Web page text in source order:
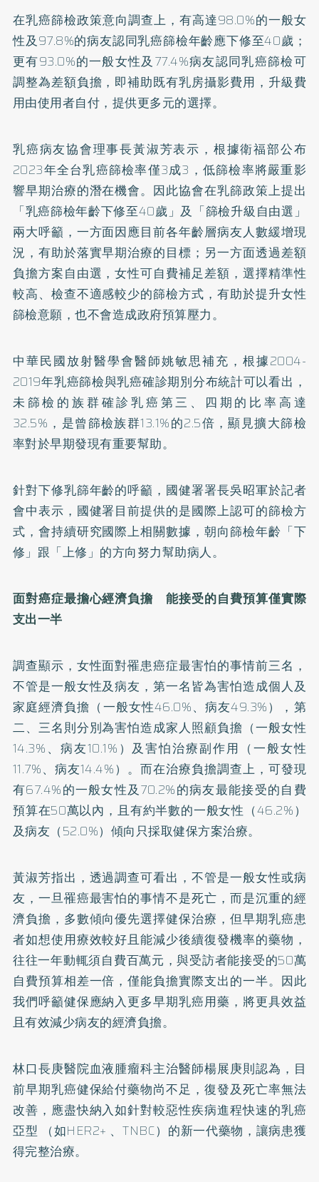
在乳癌篩檢政策意向調查上，有高達98.0%的一般女
性及97.8%的病友認同乳癌篩檢年齡應下修至40歲；
更有93.0%的一般女性及77.4%病友認同乳癌篩檢可
調整為差額負擔，即補助既有乳房攝影費用，升級費
用由使用者自付，提供更多元的選擇。
乳癌病友協會理事長黃淑芳表示，根據衛福部公布
2023年全台乳癌篩檢率僅3成3，低篩檢率將嚴重影
響早期治療的潛在機會。因此協會在乳篩政策上提出
「乳癌篩檢年齡下修至40歲」及「篩檢升級自由選」
兩大呼籲，一方面因應目前各年齡層病友人數緩增現
況，有助於落實早期治療的目標；另一方面透過差額
負擔方案自由選，女性可自費補足差額，選擇精準性
較高、檢查不適感較少的篩檢方式，有助於提升女性
篩檢意願，也不會造成政府預算壓力。
中華民國放射醫學會醫師姚敏思補充，根據2004-
2019年乳癌篩檢與乳癌確診期別分布統計可以看出，
未篩檢的族群確診乳癌第三、四期的比率高達
32.5%，是曾篩檢族群13.1%的2.5倍，顯見擴大篩檢
率對於早期發現有重要幫助。
針對下修乳篩年齡的呼籲，國健署署長吳昭軍於記者
會中表示，國健署目前提供的是國際上認可的篩檢方
式，會持續研究國際上相關數據，朝向篩檢年齡「下
修」跟「上修」的方向努力幫助病人。
面對癌症最擔心經濟負擔 能接受的自費預算僅實際
支出一半
調查顯示，女性面對罹患癌症最害怕的事情前三名，
不管是一般女性及病友，第一名皆為害怕造成個人及
家庭經濟負擔（一般女性46.0%、病友49.3%），第
二、三名則分別為害怕造成家人照顧負擔（一般女性
14.3%、病友10.1%）及害怕治療副作用（一般女性
11.7%、病友14.4%）。而在治療負擔調查上，可發現
有67.4%的一般女性及70.2%的病友最能接受的自費
預算在50萬以內，且有約半數的一般女性（46.2%）
及病友（52.0%）傾向只採取健保方案治療。
黃淑芳指出，透過調查可看出，不管是一般女性或病
友，一旦罹癌最害怕的事情不是死亡，而是沉重的經
濟負擔，多數傾向優先選擇健保治療，但早期乳癌患
者如想使用療效較好且能減少後續復發機率的藥物，
往往一年動輒須自費百萬元，與受訪者能接受的50萬
自費預算相差一倍，僅能負擔實際支出的一半。因此
我們呼籲健保應納入更多早期乳癌用藥，將更具效益
且有效減少病友的經濟負擔。
林口長庚醫院血液腫瘤科主治醫師楊展庚則認為，目
前早期乳癌健保給付藥物尚不足，復發及死亡率無法
改善，應盡快納入如針對較惡性疾病進程快速的乳癌
亞型 （如HER2+ 、TNBC）的新一代藥物，讓病患獲
得完整治療。